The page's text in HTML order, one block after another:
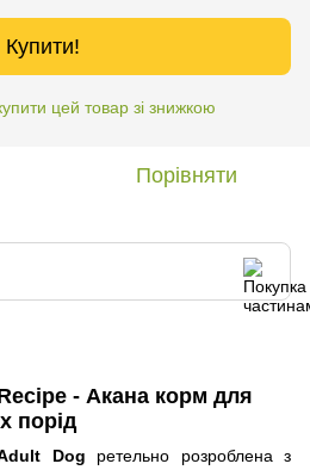
Купити!
цей товар зі знижкою
Порівняти
- Акана корм для
порід
Dog ретельно розроблена з